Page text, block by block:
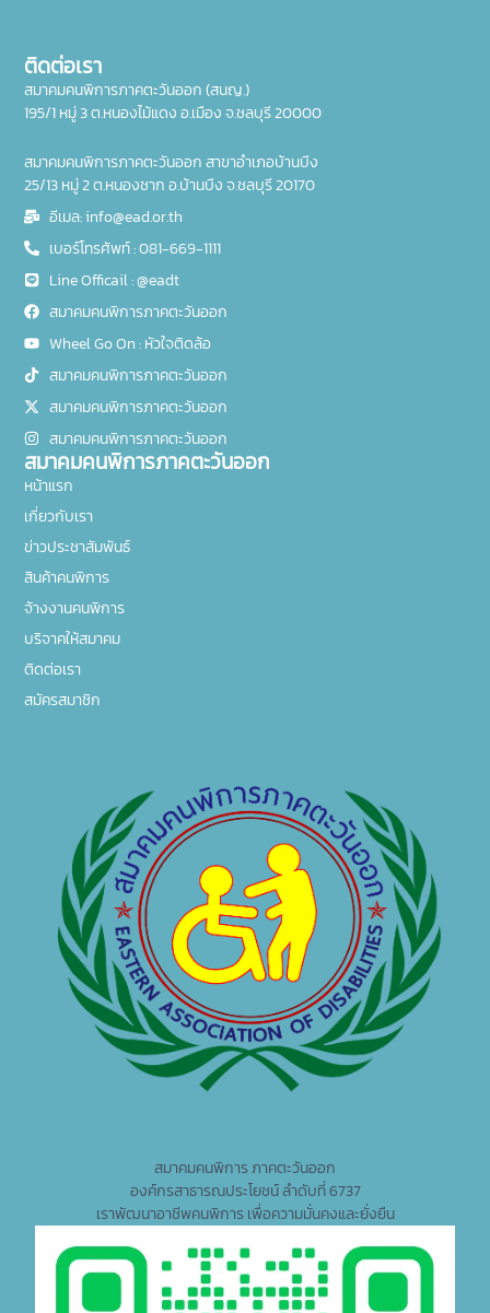
สมาคมคนพิการ ภาคตะวันออก
องค์กรสาธารณประโยชน์ ลำดับที่ 6737
เราพัฒนาอาชีพคนพิการ เพื่อความมั่นคงและยั่งยืน
ติดต่อเรา
สมาคมคนพิการภาคตะวันออก (สนญ.)
195/1 หมู่ 3 ต.หนองไม้แดง อ.เมือง จ.ชลบุรี 20000
สมาคมคนพิการภาคตะวันออก สาขาอำเภอบ้านบึง
25/13 หมู่ 2 ต.หนองชาก อ.บ้านบึง จ.ชลบุรี 20170
อีเมล: info@ead.or.th
เบอร์โทรศัพท์ : 081-669-1111
Line Officail : @eadt
สมาคมคนพิการภาคตะวันออก
Wheel Go On : หัวใจติดล้อ
สมาคมคนพิการภาคตะวันออก
สมาคมคนพิการภาคตะวันออก
สมาคมคนพิการภาคตะวันออก
สมาคมคนพิการภาคตะวันออก
หน้าแรก
เกี่ยวกับเรา
ข่าวประชาสัมพันธ์
สินค้าคนพิการ
จ้างงานคนพิการ
บริจาคให้สมาคม
ติดต่อเรา
สมัครสมาชิก